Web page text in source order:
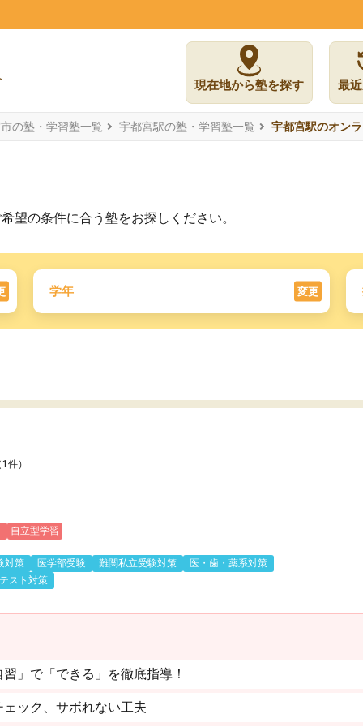
現在地から塾を探す 最
の塾・学習塾一覧 宇都宮駅の塾・学習塾一覧 宇都宮駅のオン
望の条件に合う塾をお探しください。
学年 変更
件）
自立型学習
対策 医学部受験 難関私立受験対策
医・歯・薬系対策
スト対策
」で「できる」を徹底指導！
ック、サボれない工夫